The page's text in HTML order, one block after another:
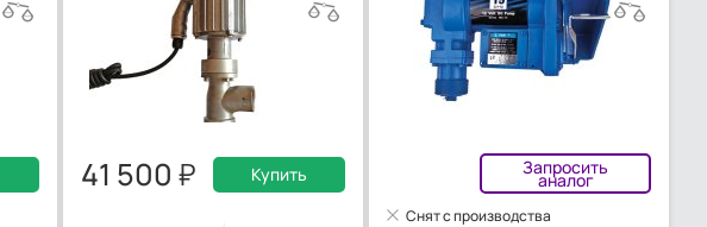
41 500 Купить Запросить
аналог
Снят с производства